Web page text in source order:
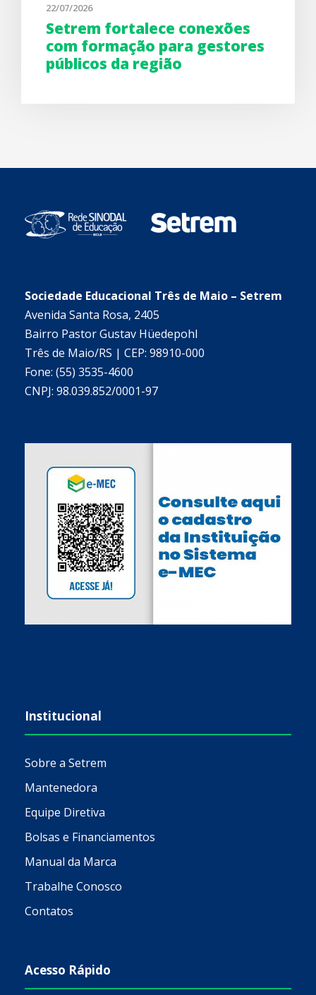
22/07/2026
Setrem fortalece conexões
com formação para gestores
públicos da região
Sociedade Educacional Três de Maio – Setrem
Avenida Santa Rosa, 2405
Bairro Pastor Gustav Hüedepohl
Três de Maio/RS | CEP: 98910-000
Fone: (55) 3535-4600
CNPJ: 98.039.852/0001-97
Institucional
Sobre a Setrem
Mantenedora
Equipe Diretiva
Bolsas e Financiamentos
Manual da Marca
Trabalhe Conosco
Contatos
Acesso Rápido